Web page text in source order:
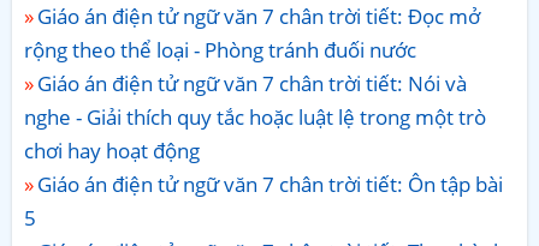
Giáo án điện tử ngữ văn 7 chân trời tiết: Đọc mở
rộng theo thể loại - Phòng tránh đuối nước
Giáo án điện tử ngữ văn 7 chân trời tiết: Nói và
nghe - Giải thích quy tắc hoặc luật lệ trong một trò
chơi hay hoạt động
Giáo án điện tử ngữ văn 7 chân trời tiết: Ôn tập bài
5